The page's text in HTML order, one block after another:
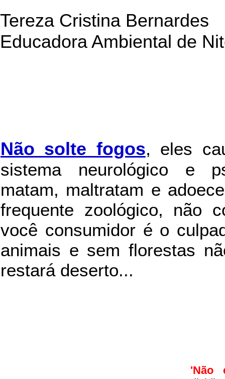
Tereza Cristina Bernardes
Educadora Ambiental de
Não solte fogos, eles
sistema neurológico e
matam, maltratam e
frequente zoológico, não
você consumidor é o
animais e sem florestas
restará deserto...
'Não